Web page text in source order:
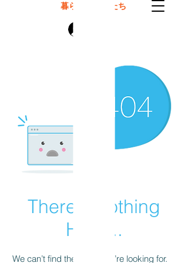
暮らしのモノたち
There’s Nothing
Here...
We can’t find the page you’re looking for.